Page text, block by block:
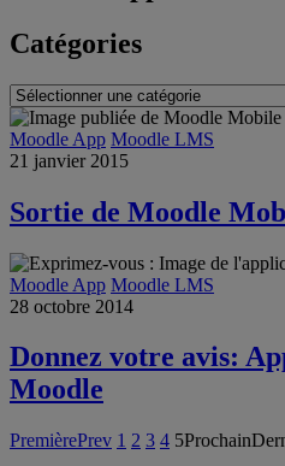
Catégories
Catégories
Moodle App Moodle LMS
21 janvier 2015
Sortie de Moodle
Moodle App Moodle LMS
28 octobre 2014
Donnez votre avis:
Moodle
PremièrePrev 1 2 3 4 5Prochain